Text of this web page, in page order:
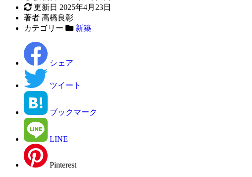
更新日 2025年4月23日
著者 高橋良彰
カテゴリー
新築
シェア
ツイート
ブックマーク
LINE
Pinterest